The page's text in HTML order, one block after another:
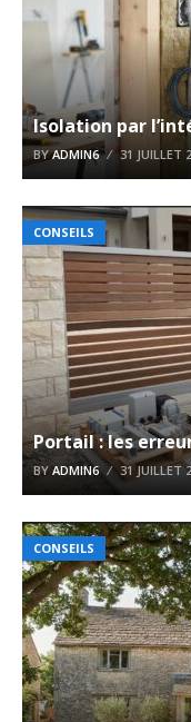
Isolation par
BYADMIN6 31 JUILLET
CONSEILS
Portail : les
BY ADMIN6 31 JUILLET
CONSEILS